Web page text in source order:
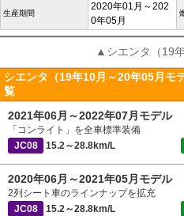
生産期間
2020年01月～202
0年05月
▲シエンタ（19
シエンタ（19年10月～20年05月モ
覧
2021年06月～2022年07月モデル
「コンライト」を全車標準装備
JC08
15.2～28.8km/L
2020年06月～2021年05月モデル
2列シート車のラインナップを拡充
JC08
15.2～28.8km/L